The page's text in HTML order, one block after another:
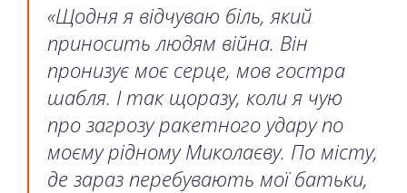
«Щодня я відчуваю біль, який
приносить людям війна. Він
пронизує моє серце, мов гостра
шабля. І так щоразу, коли я чую
про загрозу ракетного удару по
моєму рідному Миколаєву. По місту,
де зараз перебувають мої батьки,